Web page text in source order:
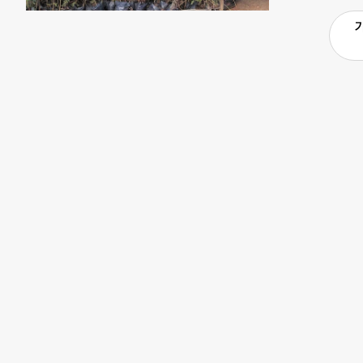
도 본격화되
현장을 찾아
위해 NGO
계 인도주의
비타트 등
이유는 기후